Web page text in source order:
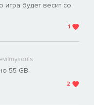
будет весит со
1
55 GB.
2